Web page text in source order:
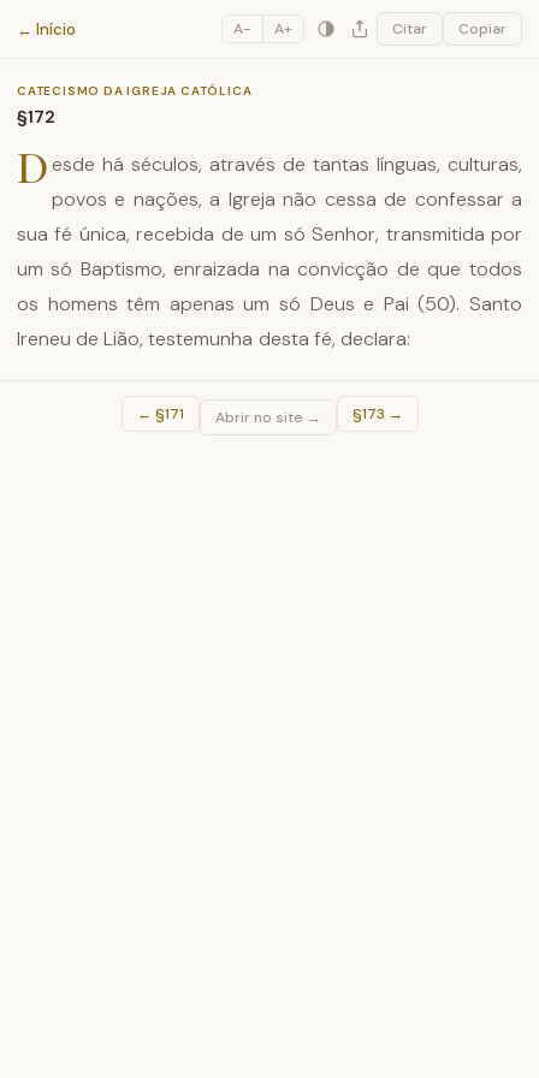
Catecismo da Igreja Católica
← Início A− A+ Citar Copiar
CATECISMO DA IGREJA CATÓLICA
§172
D esde há séculos, através de tantas línguas, culturas,
povos e nações, a Igreja não cessa de confessar a
sua fé única, recebida de um só Senhor, transmitida por
um só Baptismo, enraizada na convicção de que todos
os homens têm apenas um só Deus e Pai (50). Santo
Ireneu de Lião, testemunha desta fé, declara:
← §171 Abrir no site → §173 →